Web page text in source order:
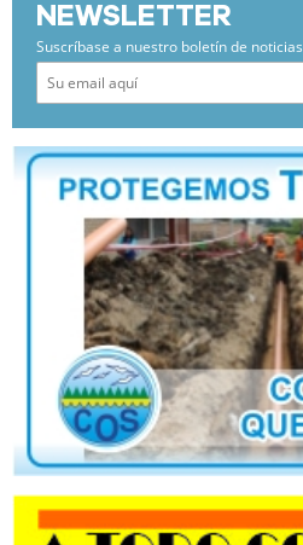
NEWSLETTER
Suscríbase a nuestro boletín de noticias